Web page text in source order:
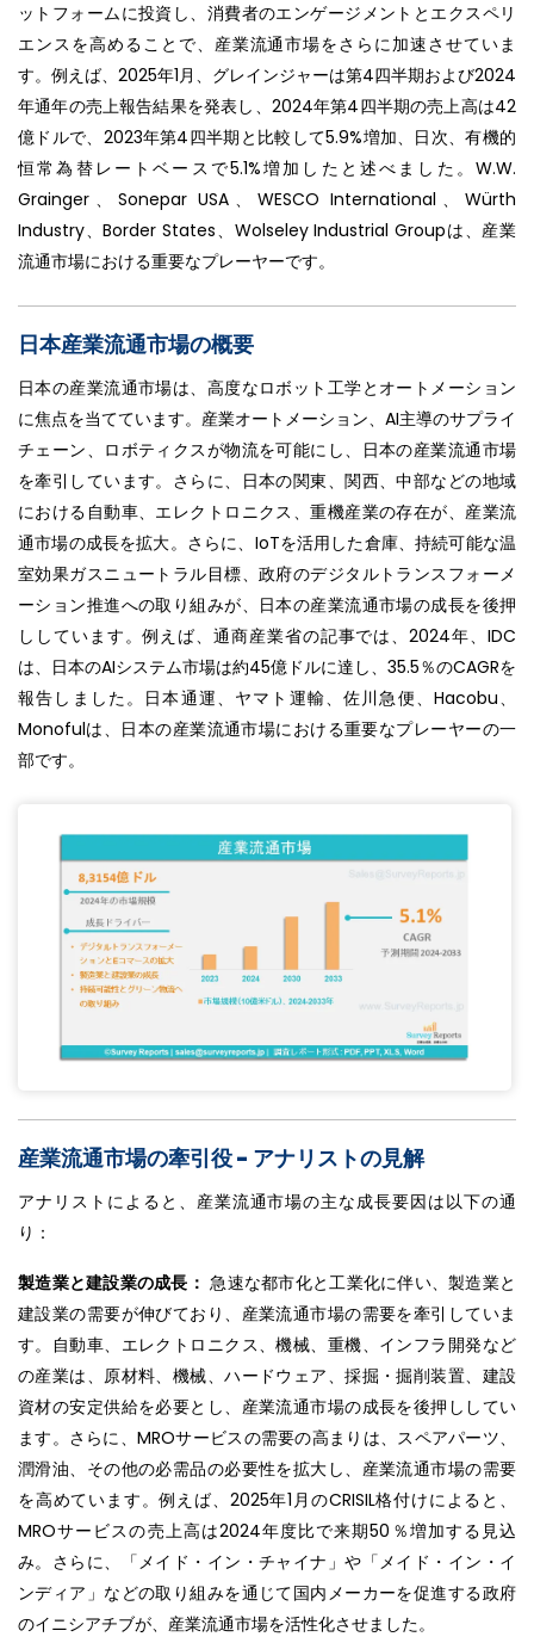
ットフォームに投資し、消費者のエンゲージメントとエクスペリ
エンスを高めることで、産業流通市場をさらに加速させていま
す。例えば、2025年1月、グレインジャーは第4四半期および2024
年通年の売上報告結果を発表し、2024年第4四半期の売上高は42
億ドルで、2023年第4四半期と比較して5.9%増加、日次、有機的
恒常為替レートベースで5.1%増加したと述べました。W.W.
Grainger、Sonepar USA、WESCO International、Würth
Industry、Border States、Wolseley Industrial Groupは、産業
流通市場における重要なプレーヤーです。
日本産業流通市場の概要
日本の産業流通市場は、高度なロボット工学とオートメーション
に焦点を当てています。産業オートメーション、AI主導のサプライ
チェーン、ロボティクスが物流を可能にし、日本の産業流通市場
を牽引しています。さらに、日本の関東、関西、中部などの地域
における自動車、エレクトロニクス、重機産業の存在が、産業流
通市場の成長を拡大。さらに、IoTを活用した倉庫、持続可能な温
室効果ガスニュートラル目標、政府のデジタルトランスフォーメ
ーション推進への取り組みが、日本の産業流通市場の成長を後押
ししています。例えば、通商産業省の記事では、2024年、IDC
は、日本のAIシステム市場は約45億ドルに達し、35.5％のCAGRを
報告しました。日本通運、ヤマト運輸、佐川急便、Hacobu、
Monofulは、日本の産業流通市場における重要なプレーヤーの一
部です。
産業流通市場の牽引役 - アナリストの見解
アナリストによると、産業流通市場の主な成長要因は以下の通
り：
製造業と建設業の成長： 急速な都市化と工業化に伴い、製造業と
建設業の需要が伸びており、産業流通市場の需要を牽引していま
す。自動車、エレクトロニクス、機械、重機、インフラ開発など
の産業は、原材料、機械、ハードウェア、採掘・掘削装置、建設
資材の安定供給を必要とし、産業流通市場の成長を後押ししてい
ます。さらに、MROサービスの需要の高まりは、スペアパーツ、
潤滑油、その他の必需品の必要性を拡大し、産業流通市場の需要
を高めています。例えば、2025年1月のCRISIL格付けによると、
MROサービスの売上高は2024年度比で来期50％増加する見込
み。さらに、「メイド・イン・チャイナ」や「メイド・イン・イ
ンディア」などの取り組みを通じて国内メーカーを促進する政府
のイニシアチブが、産業流通市場を活性化させました。